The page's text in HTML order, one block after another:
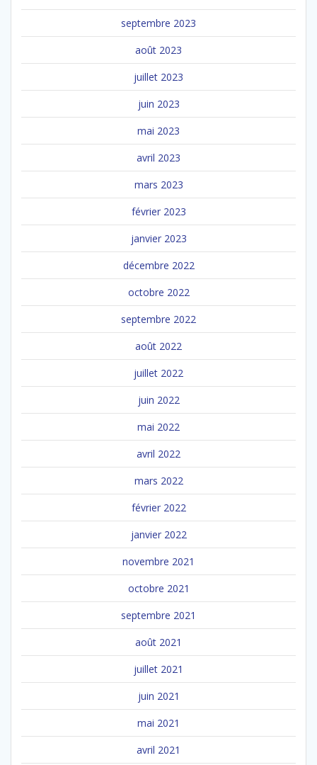
septembre 2023
août 2023
juillet 2023
juin 2023
mai 2023
avril 2023
mars 2023
février 2023
janvier 2023
décembre 2022
octobre 2022
septembre 2022
août 2022
juillet 2022
juin 2022
mai 2022
avril 2022
mars 2022
février 2022
janvier 2022
novembre 2021
octobre 2021
septembre 2021
août 2021
juillet 2021
juin 2021
mai 2021
avril 2021